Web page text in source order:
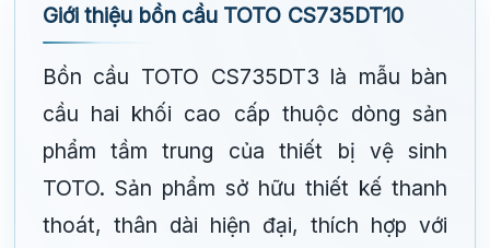
Giới thiệu bồn cầu TOTO CS735DT10
Bồn cầu TOTO CS735DT3 là mẫu bàn
cầu hai khối cao cấp thuộc dòng sản
phẩm tầm trung của thiết bị vệ sinh
TOTO. Sản phẩm sở hữu thiết kế thanh
thoát, thân dài hiện đại, thích hợp với